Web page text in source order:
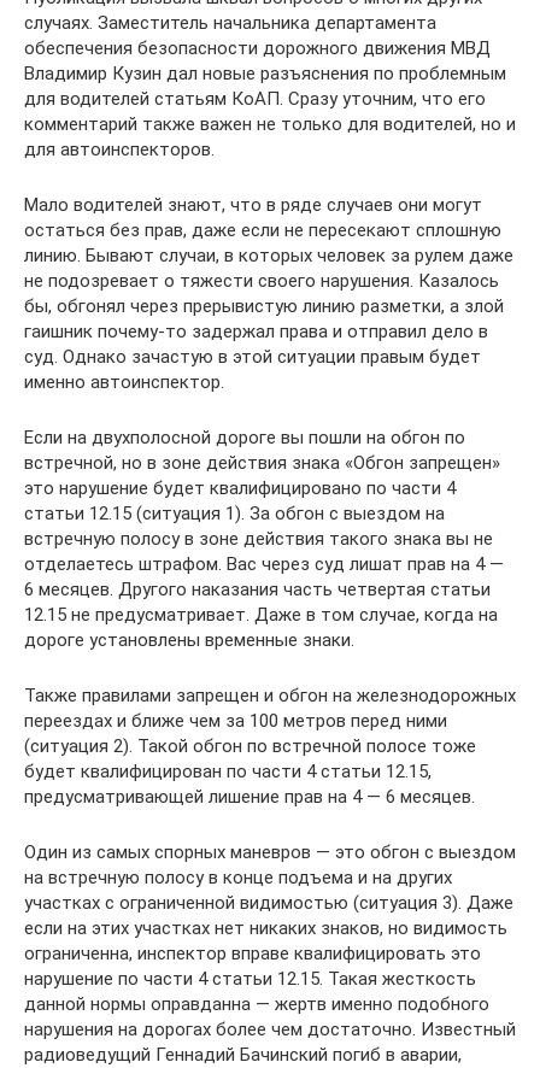
случаях. Заместитель начальника департамента
обеспечения безопасности дорожного движения МВД
Владимир Кузин дал новые разъяснения по проблемным
для водителей статьям КоАП. Сразу уточним, что его
комментарий также важен не только для водителей, но и
для автоинспекторов.
Мало водителей знают, что в ряде случаев они могут
остаться без прав, даже если не пересекают сплошную
линию. Бывают случаи, в которых человек за рулем даже
не подозревает о тяжести своего нарушения. Казалось
бы, обгонял через прерывистую линию разметки, а злой
гаишник почему-то задержал права и отправил дело в
суд. Однако зачастую в этой ситуации правым будет
именно автоинспектор.
Если на двухполосной дороге вы пошли на обгон по
встречной, но в зоне действия знака «Обгон запрещен»
это нарушение будет квалифицировано по части 4
статьи 12.15 (ситуация 1). За обгон с выездом на
встречную полосу в зоне действия такого знака вы не
отделаетесь штрафом. Вас через суд лишат прав на 4 —
6 месяцев. Другого наказания часть четвертая статьи
12.15 не предусматривает. Даже в том случае, когда на
дороге установлены временные знаки.
Также правилами запрещен и обгон на железнодорожных
переездах и ближе чем за 100 метров перед ними
(ситуация 2). Такой обгон по встречной полосе тоже
будет квалифицирован по части 4 статьи 12.15,
предусматривающей лишение прав на 4 — 6 месяцев.
Один из самых спорных маневров — это обгон с выездом
на встречную полосу в конце подъема и на других
участках с ограниченной видимостью (ситуация 3). Даже
если на этих участках нет никаких знаков, но видимость
ограниченна, инспектор вправе квалифицировать это
нарушение по части 4 статьи 12.15. Такая жесткость
данной нормы оправданна — жертв именно подобного
нарушения на дорогах более чем достаточно. Известный
радиоведущий Геннадий Бачинский погиб в аварии,